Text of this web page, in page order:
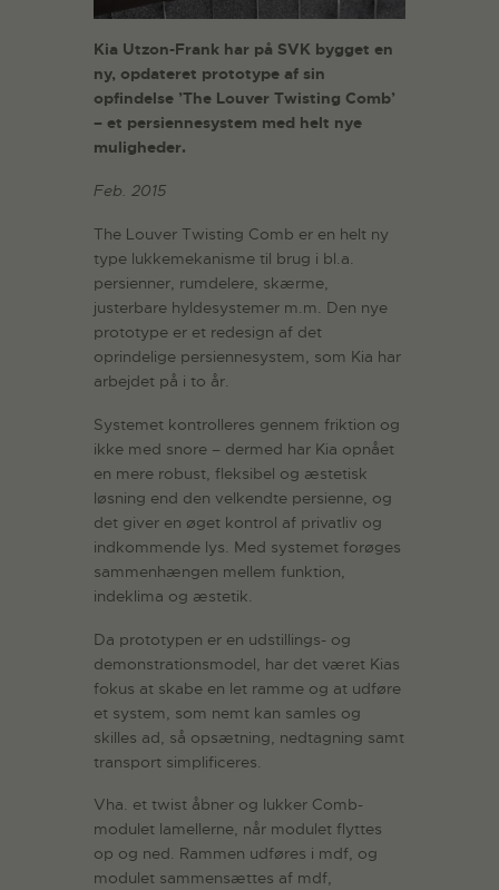
Kia Utzon-Frank har på SVK bygget en
ny, opdateret prototype af sin
opfindelse ’The Louver Twisting Comb’
– et persiennesystem med helt nye
muligheder.
Feb. 2015
The Louver Twisting Comb er en helt ny
type lukkemekanisme til brug i bl.a.
persienner, rumdelere, skærme,
justerbare hyldesystemer m.m. Den nye
prototype er et redesign af det
oprindelige persiennesystem, som Kia har
arbejdet på i to år.
Systemet kontrolleres gennem friktion og
ikke med snore – dermed har Kia opnået
en mere robust, fleksibel og æstetisk
løsning end den velkendte persienne, og
det giver en øget kontrol af privatliv og
indkommende lys. Med systemet forøges
sammenhængen mellem funktion,
indeklima og æstetik.
Da prototypen er en udstillings- og
demonstrationsmodel, har det været Kias
fokus at skabe en let ramme og at udføre
et system, som nemt kan samles og
skilles ad, så opsætning, nedtagning samt
transport simplificeres.
Vha. et twist åbner og lukker Comb-
modulet lamellerne, når modulet flyttes
op og ned. Rammen udføres i mdf, og
modulet sammensættes af mdf,